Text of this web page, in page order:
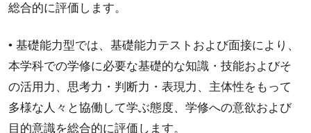
総合的に評価します。
• 基礎能力型では、基礎能力テストおよび面接により、
本学科での学修に必要な基礎的な知識・技能およびそ
の活用力、思考力・判断力・表現力、主体性をもって
多様な人々と協働して学ぶ態度、学修への意欲および
目的意識を総合的に評価します。